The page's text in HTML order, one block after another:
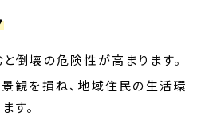
倒壊の危険性が高まります。
観を損ね、地域住民の生活環
す。